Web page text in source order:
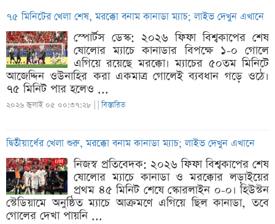
৭৫ মিনিটের খেলা শেষ, মরক্কো বনাম কানাডা ম্যাচ; লাইভ দেখুন এখানে
স্পোর্টস ডেস্ক: ২০২৬ ফিফা বিশ্বকাপের শেষ
ষোলোর ম্যাচে কানাডার বিপক্ষে ১-০ গোলে
এগিয়ে রয়েছে মরক্কো। ম্যাচের ৫০তম মিনিটে
আজেদ্দিন ওউনাহির করা একমাত্র গোলেই ব্যবধান গড়ে ওঠে।
৭৫ মিনিট পার হলেও ...
২০২৬ জুলাই ০৫ ০০:৩৭:২৮ | |বিস্তারিত
দ্বিতীয়ার্ধের খেলা শুরু, মরক্কো বনাম কানাডা ম্যাচ; লাইভ দেখুন এখানে
নিজস্ব প্রতিবেদক: ২০২৬ ফিফা বিশ্বকাপের শেষ
ষোলোর ম্যাচে কানাডা ও মরক্কোর লড়াইয়ের
প্রথম ৪৫ মিনিট শেষে স্কোরলাইন ০-০। হিউস্টন
স্টেডিয়ামে অনুষ্ঠিত ম্যাচে আক্রমণে এগিয়ে ছিল কানাডা, তবে
গোলের দেখা পায়নি ...